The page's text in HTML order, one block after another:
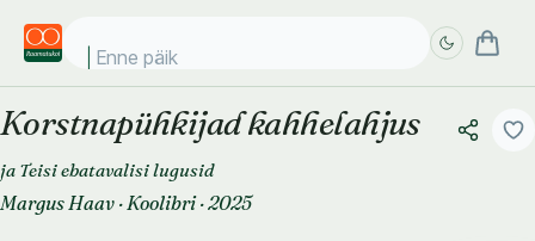
Enne päikese
Korstnapühkijad kahhelahjus
ja Teisi ebatavalisi lugusid
Margus Haav ·Koolibri·2025
Täpsem
Täpsem